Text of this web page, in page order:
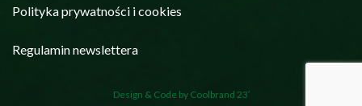
Polityka prywatności i cookies
Regulamin newslettera
Design & Code by Coolbrand 23′